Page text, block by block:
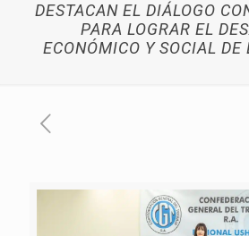
DESTACAN EL DIÁLOGO
PARA LOGRAR EL
ECONÓMICO Y SOCIAL DE